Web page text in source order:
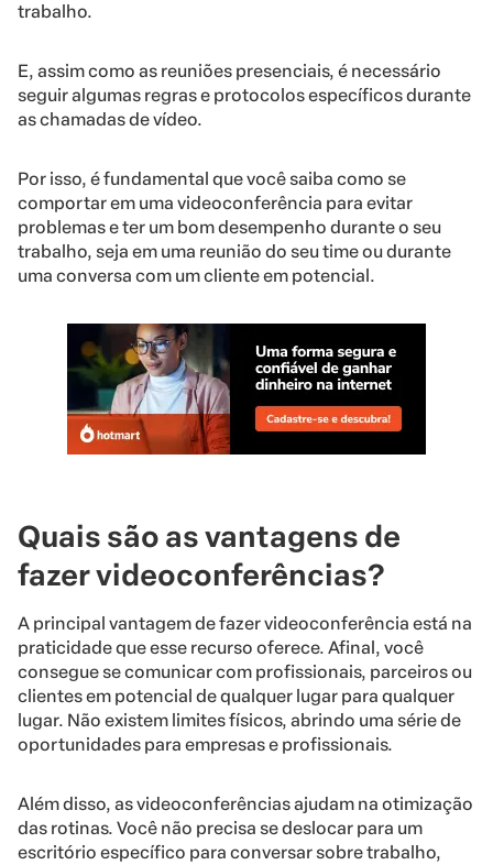
trabalho.
E, assim como as reuniões presenciais, é necessário
seguir algumas regras e protocolos específicos durante
as chamadas de vídeo.
Por isso, é fundamental que você saiba como se
comportar em uma videoconferência para evitar
problemas e ter um bom desempenho durante o seu
trabalho, seja em uma reunião do seu time ou durante
uma conversa com um cliente em potencial.
Quais são as vantagens de
fazer videoconferências?
A principal vantagem de fazer videoconferência está na
praticidade que esse recurso oferece. Afinal, você
consegue se comunicar com profissionais, parceiros ou
clientes em potencial de qualquer lugar para qualquer
lugar. Não existem limites físicos, abrindo uma série de
oportunidades para empresas e profissionais.
Além disso, as videoconferências ajudam na otimização
das rotinas. Você não precisa se deslocar para um
escritório específico para conversar sobre trabalho,